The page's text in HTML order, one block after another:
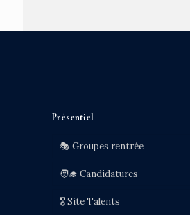
Présentiel
🎭 Groupes rentrée
🧑‍🎓 Candidatures
🎖️ Site Talents